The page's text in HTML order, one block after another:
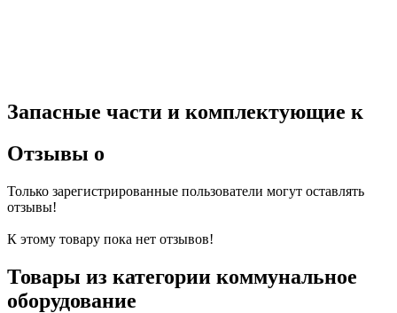
Запасные части и комплектующие к
Отзывы о
Только зарегистрированные пользователи могут оставлять
отзывы!
К этому товару пока нет отзывов!
Товары из категории коммунальное
оборудование